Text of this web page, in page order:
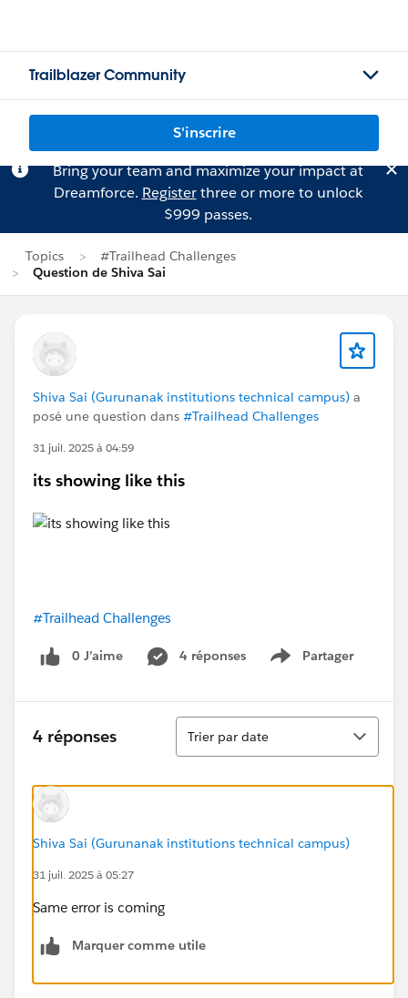
Trailblazer Community
S'inscrire
Bring your team and maximize your impact at
Dreamforce. Registerthree or more to unlock
$999 passes.
Topics
#Trailhead Challenges
Question de Shiva Sai
Shiva Sai (Gurunanak institutions technical campus) a
posé une question dans #Trailhead Challenges
31 juil. 2025 à 04:59
its showing like this
#Trailhead Challenges
0 J’aime 4 réponses Partager
Show menu
4 réponses
Tri
Trier par date
Shiva Sai (Gurunanak institutions technical campus)
31 juil. 2025 à 05:27
Same error is coming
Marquer comme utile